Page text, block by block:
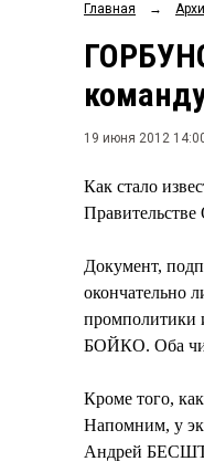
Главная →
19 июня 2012
Как стало
Правительстве
Документ,
окончательно
промполитики
БОЙКО. Оба
Кроме того,
Напомним, у
Андрей